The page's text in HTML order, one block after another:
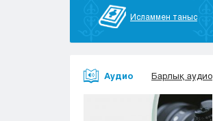
Исламмен таныс
Аудио Барлық аудио